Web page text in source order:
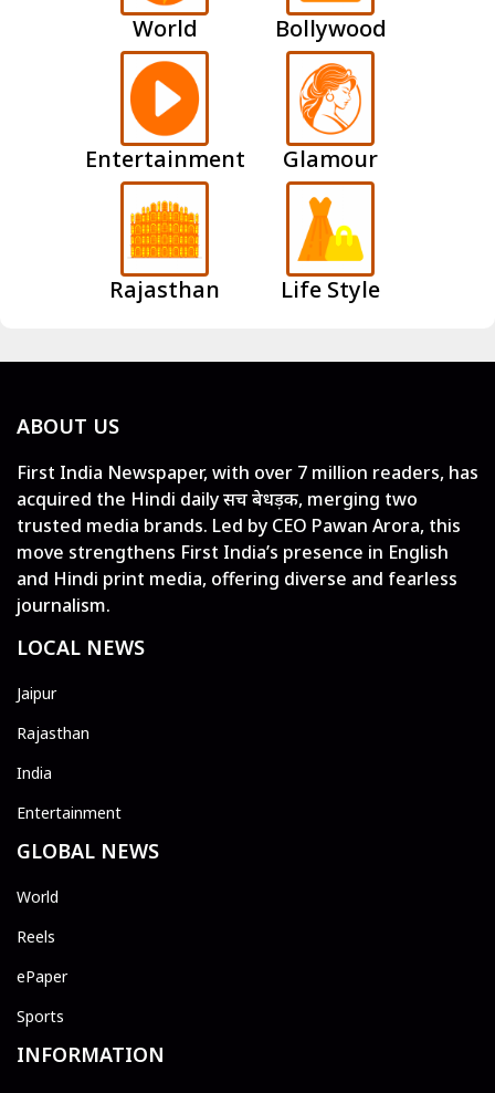
World Bollywood
Entertainment Glamour
Rajasthan Life Style
ABOUT US
First India Newspaper, with over 7 million readers, has
acquired the Hindi daily सच बेधड़क, merging two
trusted media brands. Led by CEO Pawan Arora, this
move strengthens First India’s presence in English
and Hindi print media, offering diverse and fearless
journalism.
LOCAL NEWS
Jaipur
Rajasthan
India
Entertainment
GLOBAL NEWS
World
Reels
ePaper
Sports
INFORMATION